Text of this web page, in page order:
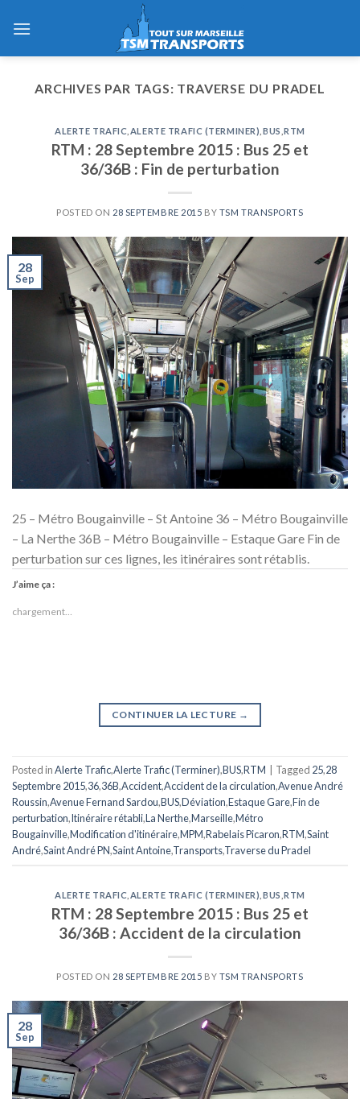
ARCHIVES PAR TAGS: TRAVERSE DU PRADEL
ALERTE TRAFIC ALERTE TRAFIC (TERMINER) BUS ,RTM
RTM : 28 Septembre 2015 : Bus 25 et
36/36B : Fin de perturbation
POSTED ON 28 SEPTEMBRE 2015 BY TSM TRANSPORTS
28
Sep
25 – Métro Bougainville – St Antoine 36 – Métro Bougainville
– La Nerthe 36B – Métro Bougainville – Estaque Gare Fin de
perturbation sur ces lignes, les itinéraires sont rétablis.
J’aime ça :
chargement…
CONTINUER LA LECTURE →
Posted inAlerte Trafic,Alerte Trafic (Terminer),BUS,RTM Tagged 25,28
Septembre 2015,36,36B,Accident,Accident de la circulation,Avenue André
Roussin,Avenue Fernand Sardou,BUS,Déviation,Estaque Gare,Fin de
perturbation,Itinéraire rétabli,La Nerthe,Marseille,Métro
Bougainville,Modification d'itinéraire,MPM,Rabelais Picaron,RTM,Saint
André,Saint André PN,Saint Antoine,Transports,Traverse du Pradel
ALERTE TRAFIC ALERTE TRAFIC (TERMINER) BUS ,RTM
RTM : 28 Septembre 2015 : Bus 25 et
36/36B : Accident de la circulation
POSTED ON 28 SEPTEMBRE 2015 BY TSM TRANSPORTS
28
Sep